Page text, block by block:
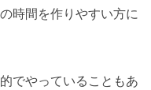
時間を作りやすい方に
でやっていることもあ